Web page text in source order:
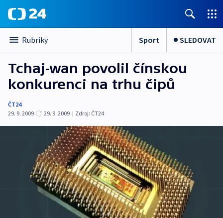
Rubriky Sport SLEDOVAT
Tchaj-wan povolil čínskou
konkurenci na trhu čipů
ČT24
29. 9. 2009
29. 9. 2009 | Zdroj: ČT24